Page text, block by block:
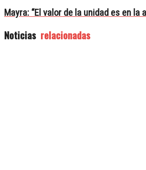
Mayra: “El valor de la unidad es en
Noticias relacionadas